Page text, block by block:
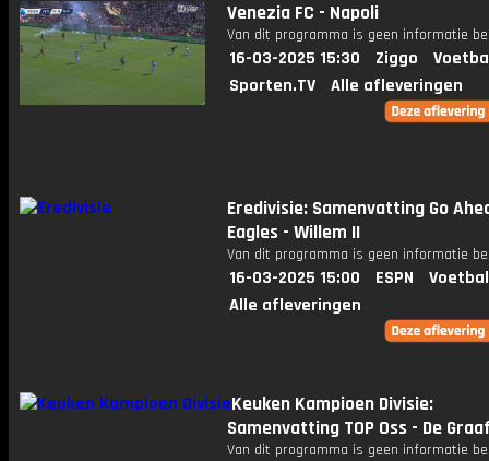
Venezia FC - Napoli
Van dit programma is geen informatie
16-03-2025 15:30 Ziggo
Sporten.TV
Alle afleveringen
Eredivisie: Samenvatting Go
Eagles - Willem II
Van dit programma is geen informatie
16-03-2025 15:00 ESPN
Alle afleveringen
Keuken Kampioen Divisie:
Samenvatting TOP Oss - De
Van dit programma is geen informatie